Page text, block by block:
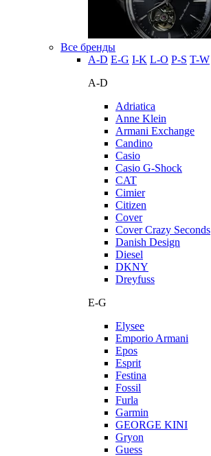
Все бренды
A-D E-G I-K L-O P-S T-W
A-D
Adriatica
Anne Klein
Armani Exchange
Candino
Casio
Casio G-Shock
CAT
Cimier
Citizen
Cover
Cover Crazy Seconds
Danish Design
Diesel
DKNY
Dreyfuss
E-G
Elysee
Emporio Armani
Epos
Esprit
Festina
Fossil
Furla
Garmin
GEORGE KINI
Gryon
Guess